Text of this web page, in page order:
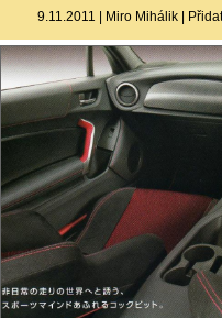
9.11.2011 | Miro Mihálik |